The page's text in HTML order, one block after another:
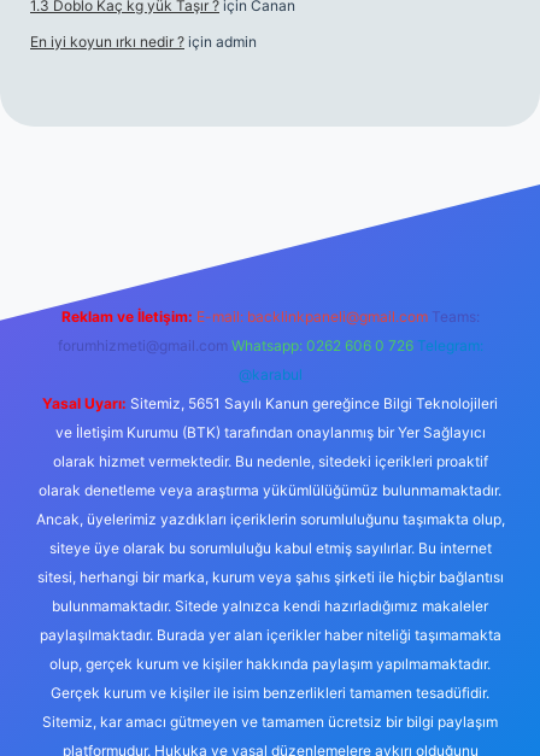
1.3 Doblo Kaç kg yük Taşır ? için Canan
En iyi koyun ırkı nedir ? için admin
Reklam ve İletişim: E-mail: backlinkpaneli@gmail.com Teams:
forumhizmeti@gmail.com Whatsapp: 0262 606 0 726 Telegram:
@karabul
Yasal Uyarı: Sitemiz, 5651 Sayılı Kanun gereğince Bilgi Teknolojileri
ve İletişim Kurumu (BTK) tarafından onaylanmış bir Yer Sağlayıcı
olarak hizmet vermektedir. Bu nedenle, sitedeki içerikleri proaktif
olarak denetleme veya araştırma yükümlülüğümüz bulunmamaktadır.
Ancak, üyelerimiz yazdıkları içeriklerin sorumluluğunu taşımakta olup,
siteye üye olarak bu sorumluluğu kabul etmiş sayılırlar. Bu internet
sitesi, herhangi bir marka, kurum veya şahıs şirketi ile hiçbir bağlantısı
bulunmamaktadır. Sitede yalnızca kendi hazırladığımız makaleler
paylaşılmaktadır. Burada yer alan içerikler haber niteliği taşımamakta
olup, gerçek kurum ve kişiler hakkında paylaşım yapılmamaktadır.
Gerçek kurum ve kişiler ile isim benzerlikleri tamamen tesadüfidir.
Sitemiz, kar amacı gütmeyen ve tamamen ücretsiz bir bilgi paylaşım
platformudur. Hukuka ve yasal düzenlemelere aykırı olduğunu